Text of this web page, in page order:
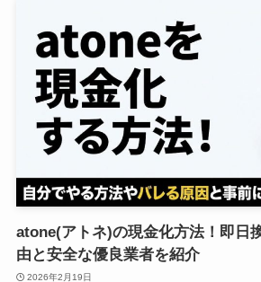
atone(アトネ)の現金化方法！即日
由と安全な優良業者を紹介
2026年2月19日